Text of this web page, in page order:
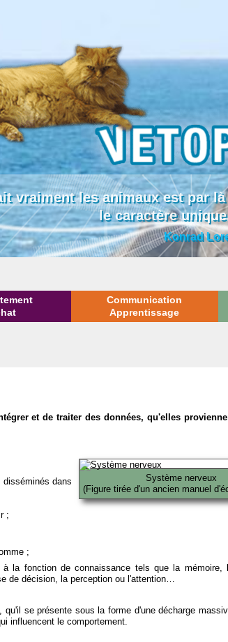
vraiment les animaux est par
le caractère
Konrad
Communication
Apprentissage
et de traiter des données, qu'elles
Système nerveux
(Figure tirée d'un ancien manuel
disséminés dans
;
;
la fonction de connaissance tels que la mémoire,
de décision, la perception ou l'attention…
se présente sous la forme d'une décharge
influencent le comportement.